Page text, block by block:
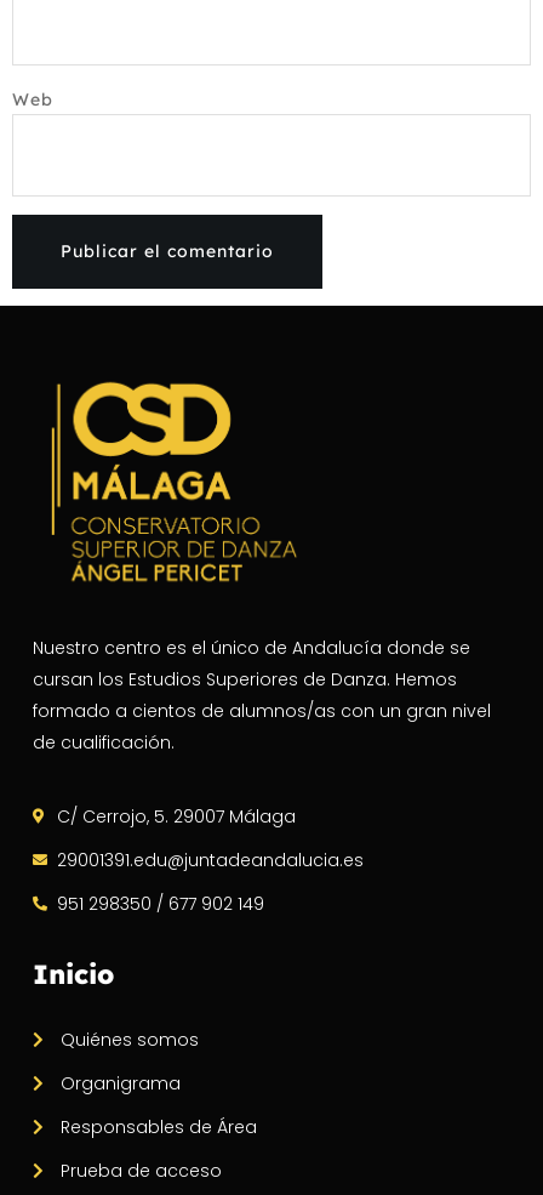
Web
Nuestro centro es el único de Andalucía donde se
cursan los Estudios Superiores de Danza. Hemos
formado a cientos de alumnos/as con un gran nivel
de cualificación.
C/ Cerrojo, 5. 29007 Málaga
29001391.edu@juntadeandalucia.es
951 298350 / 677 902 149
Inicio
Quiénes somos
Organigrama
Responsables de Área
Prueba de acceso